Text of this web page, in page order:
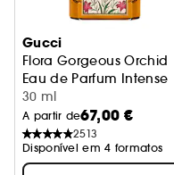
Gucci
Flora Gorgeous Orchid
Eau de Parfum Intense
30 ml
A partir de67,00 €
2513
Disponível em 4 formatos